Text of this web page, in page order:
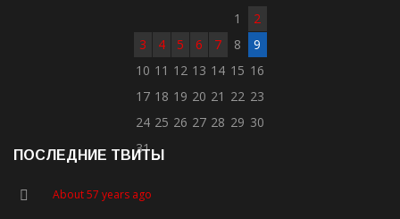
1
2
3
4 5 6 7 8
9
10 11 12 13 14 15 16
17 18 19 20 21 22 23
24 25 26 27 28 29 30
31
ПОСЛЕДНИЕ ТВИТЫ
About 57 years ago